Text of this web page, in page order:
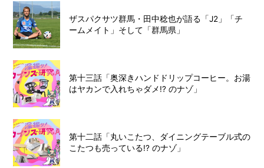
ザスパクサツ群馬・田中稔也が語る「J2」「チ
ームメイト」そして「群馬県」
第十三話「奥深きハンドドリップコーヒー。お湯
はヤカンで入れちゃダメ!? のナゾ」
第十二話「丸いこたつ、ダイニングテーブル式の
こたつも売っている!? のナゾ」